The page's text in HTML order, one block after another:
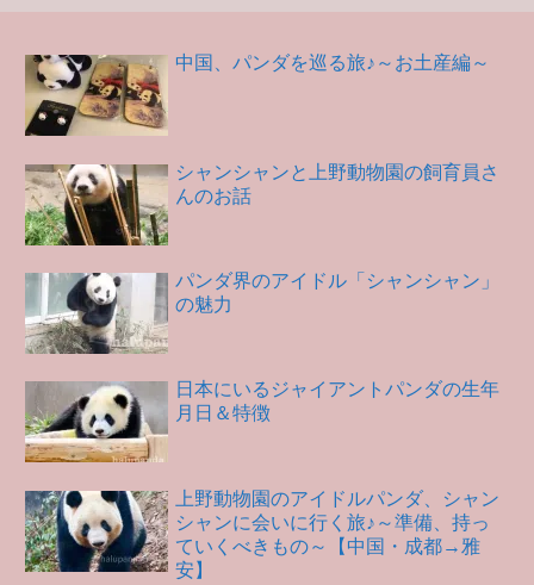
中国、パンダを巡る旅♪～お土産編～
シャンシャンと上野動物園の飼育員さ
んのお話
パンダ界のアイドル「シャンシャン」
の魅力
日本にいるジャイアントパンダの生年
月日＆特徴
上野動物園のアイドルパンダ、シャン
シャンに会いに行く旅♪～準備、持っ
ていくべきもの～【中国・成都→雅
安】